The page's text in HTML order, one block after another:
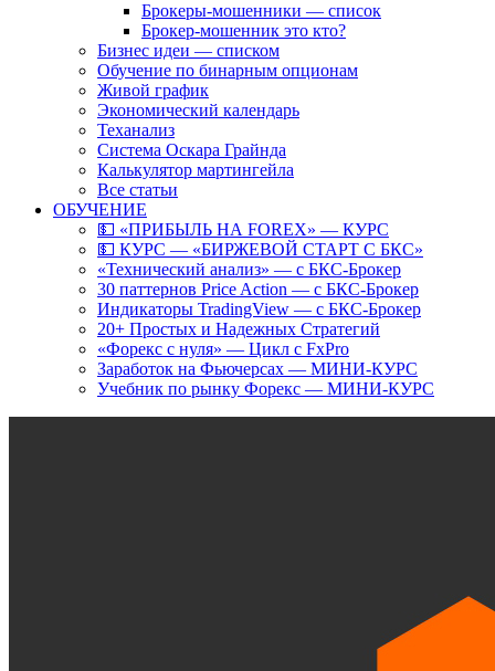
Брокеры-мошенники — список
Брокер-мошенник это кто?
Бизнес идеи — списком
Обучение по бинарным опционам
Живой график
Экономический календарь
Теханализ
Система Оскара Грайнда
Калькулятор мартингейла
Все статьи
ОБУЧЕНИЕ
💵 «ПРИБЫЛЬ НА FOREX» — КУРС
💵 КУРС — «БИРЖЕВОЙ СТАРТ С БКС»
«Технический анализ» — с БКС-Брокер
30 паттернов Price Action — с БКС-Брокер
Индикаторы TradingView — с БКС-Брокер
20+ Простых и Надежных Стратегий
«Форекс с нуля» — Цикл с FxPro
Заработок на Фьючерсах — МИНИ-КУРС
Учебник по рынку Форекс — МИНИ-КУРС